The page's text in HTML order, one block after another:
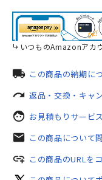
いつものAmazonアカ
local_shipping この商品の納期に
redo 返品・交換・キャ
face お見積もりサービ
mail この商品について
add_link この商品のURLを